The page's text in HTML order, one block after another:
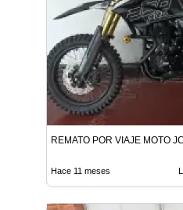
REMATO POR VIAJE MOTO
Hace 11 meses